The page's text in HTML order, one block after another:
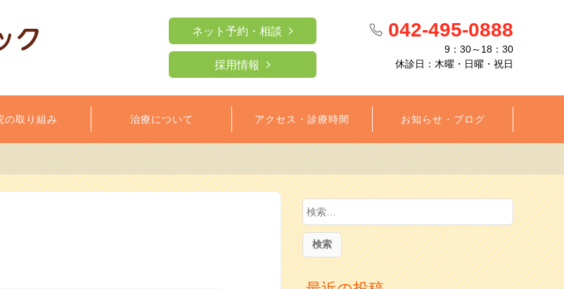
ネット予約・相談
採用情報
042-495-0888
9：30～18：30
休診日：木曜・日曜・祝日
の取り組み 治療について アクセス・診療時間 お知らせ・ブログ
検
索: